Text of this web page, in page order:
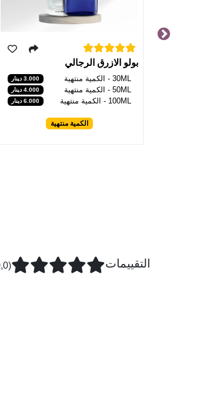
بولو الازرق الرجالي
30ML - الكمية منتهية 3.000 دينار
50ML - الكمية منتهية 4.000 دينار
100ML - الكمية منتهية 6.000 دينار
الكمية منتهية
التقييمات (0,0)